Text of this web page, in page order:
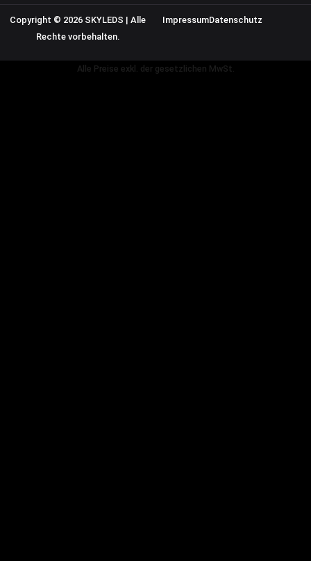
Copyright © 2026 SKYLEDS | Alle
Rechte vorbehalten.
ImpressumDatenschutz
Alle Preise exkl. der gesetzlichen MwSt.